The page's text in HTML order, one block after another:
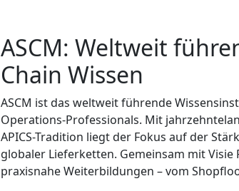
ASCM: Weltweit
Chain Wissen
ASCM ist das weltweit führende
Operations-Professionals. Mit
APICS-Tradition liegt der Fokus auf der
globaler Lieferketten. Gemeinsam mit Visie
praxisnahe Weiterbildungen – vom